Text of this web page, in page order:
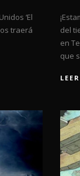
‘El
traerá
del
en
que